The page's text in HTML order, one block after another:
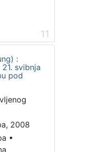
11
:
svibnja
pod
2008
•